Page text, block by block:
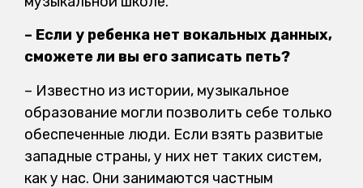
– Если у ребенка нет вокальных данных,
сможете ли вы его записать петь?
– Известно из истории, музыкальное
образование могли позволить себе только
обеспеченные люди. Если взять развитые
западные страны, у них нет таких систем,
как у нас. Они занимаются частным